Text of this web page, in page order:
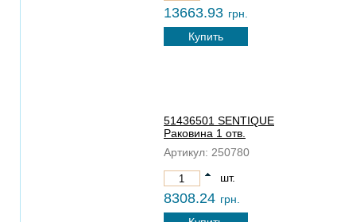
13663.93 грн.
Купить
51436501 SENTIQUE
Раковина 1 отв.
Артикул: 250780
шт.
8308.24 грн.